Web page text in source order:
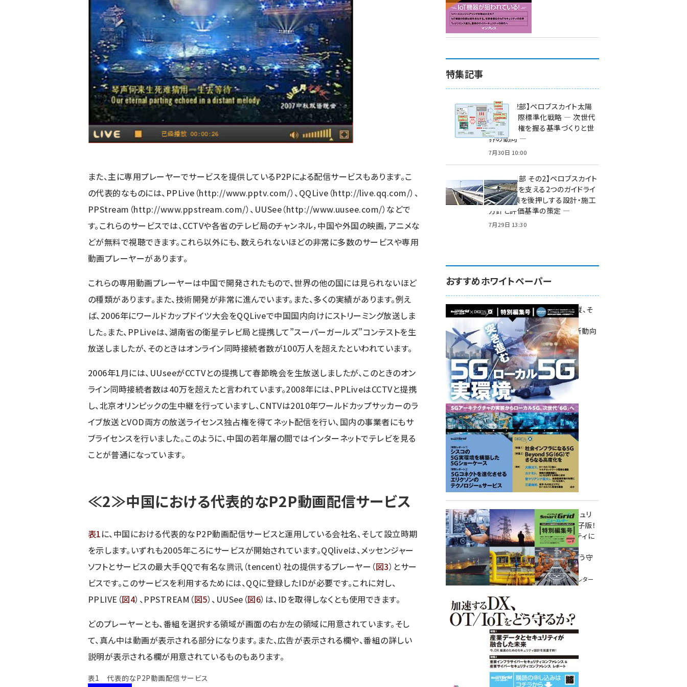
また、主に専用プレーヤーでサービスを提供しているP2Pによる配信サービスもあります。こ
の代表的なものには、PPLive（http://www.pptv.com/）、QQLive（http://live.qq.com/）、
PPStream（http://www.ppstream.com/）、UUSee（http://www.uusee.com/）などで
す。これらのサービスでは、CCTVや各省のテレビ局のチャンネル，中国や外国の映画，アニメな
どが無料で視聴できます。これら以外にも、数えられないほどの非常に多数のサービスや専用
動画プレーヤーがあります。
これらの専用動画プレーヤーは中国で開発されたもので、世界の他の国には見られないほど
の種類があります。また、技術開発が非常に進んでいます。また、多くの実績があります。例え
ば、2006年にワールドカップドイツ大会をQQLiveで中国国内向けにストリーミング放送しま
した。また、PPLiveは、湖南省の衛星テレビ局と提携して”スーパーガールズ”コンテストを生
放送しましたが、そのときはオンライン同時接続者数が100万人を超えたといわれています。
2006年1月には、UUseeがCCTVとの提携して春節晩会を生放送しましたが、このときのオン
ライン同時接続者数は40万を超えたと言われています。2008年には、PPLiveはCCTVと提携
し、北京オリンピックの生中継を行っていますし、CNTVは2010年ワールドカップサッカーのラ
イブ放送とVOD両方の放送ライセンス独占権を得てネット配信を行い、国内の事業者にもサ
ブライセンスを行いました。このように、中国の若年層の間ではインターネットでテレビを見る
ことが普通になっています。
≪2≫中国における代表的なP2P動画配信サービス
表1に、中国における代表的なP2P動画配信サービスと運用している会社名、そして設立時期
を示します。いずれも2005年ころにサービスが開始されています。QQliveは、メッセンジャー
ソフトとサービスの最大手QQで有名な腾讯（tencent）社の提供するプレーヤー（図3）とサー
ビスです。このサービスを利用するためには、QQに登録したIDが必要です。これに対し、
PPLIVE（図4）、PPSTREAM（図5）、UUSee（図6）は、IDを取得しなくとも使用できます。
どのプレーヤーとも、番組を選択する領域が画面の右か左の領域に用意されています。そし
て、真ん中は動画が表示される部分になります。また、広告が表示される欄や、番組の詳しい
説明が表示される欄が用意されているものもあります。
表1 代表的なP2P動画配信サービス
特集記事
特集【第2部】ペロブスカイト太陽
電池の国際標準化戦略 ― 次世代
市場の覇権を握る基準づくりと世
界の動向 ―
7月30日 10:00
特集【第1部 その2】ペロブスカイト
太陽電池を支える2つのガイドライ
ン ― 実装を後押しする設計・施工
方針と評価基準の策定 ―
7月29日 13:30
おすすめホワイトペーパー
環境対策、建機の遠隔操縦、そ
して医療。
次世代通信規格「5G」最新動向
をこの1冊で学ぶ
SmartGrid ニューズレター ×
DIGITAL X 特別編集号 2022
Summer
重要インフラサイバーセキュリ
ティコンファレンス特別電子版！
― 産業サイバーセキュリティに
関わる全ての方へ！ ―
加速するDX、OT/IoTをどう守
るか？
インプレス SmartGridニューズレター